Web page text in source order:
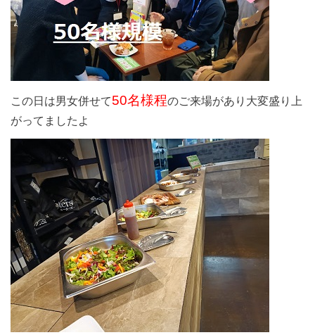
この日は男女併せて50名様程のご来場があり大変盛り上
がってましたよ